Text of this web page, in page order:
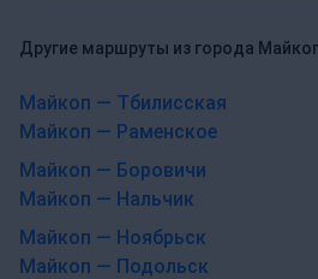
Другие маршруты из города
Майкоп — Тбилисская
Майкоп — Раменское
Майкоп — Боровичи
Майкоп — Нальчик
Майкоп — Ноябрьск
Майкоп — Подольск